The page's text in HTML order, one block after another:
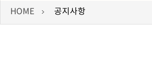
HOME 공지사항